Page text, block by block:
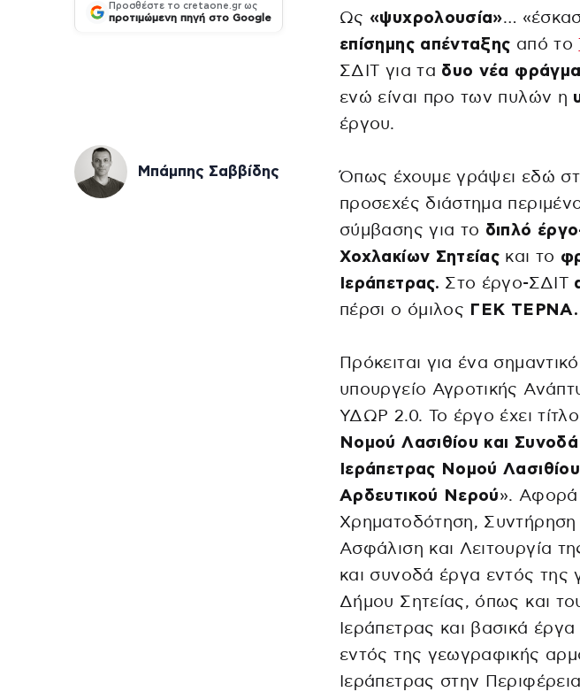
Προσθέστε το cretaone.gr ως
προτιμώμενη πηγή στο Google
Μπάμπης Σαββίδης
Ως «ψυχρολουσία»…
επίσημης απένταξης από το
ΣΔΙΤ για τα δυο νέα
ενώ είναι προ των πυλών η
έργου.
Όπως έχουμε γράψει εδώ
προσεχές διάστημα
σύμβασης για το διπλό
Χοχλακίων Σητείας και το
Ιεράπετρας. Στο έργο-ΣΔΙΤ
πέρσι ο όμιλος ΓΕΚ ΤΕΡΝΑ.
Πρόκειται για ένα
υπουργείο Αγροτικής
ΥΔΩΡ 2.0. Το έργο έχει τίτλο
Νομού Λασιθίου και
Ιεράπετρας Νομού
Αρδευτικού Νερού». Αφορά
Χρηματοδότηση, Συντήρηση
Ασφάλιση και Λειτουργία
και συνοδά έργα εντός της
Δήμου Σητείας, όπως και
Ιεράπετρας και βασικά
εντός της γεωγραφικής
Ιεράπετρας στην